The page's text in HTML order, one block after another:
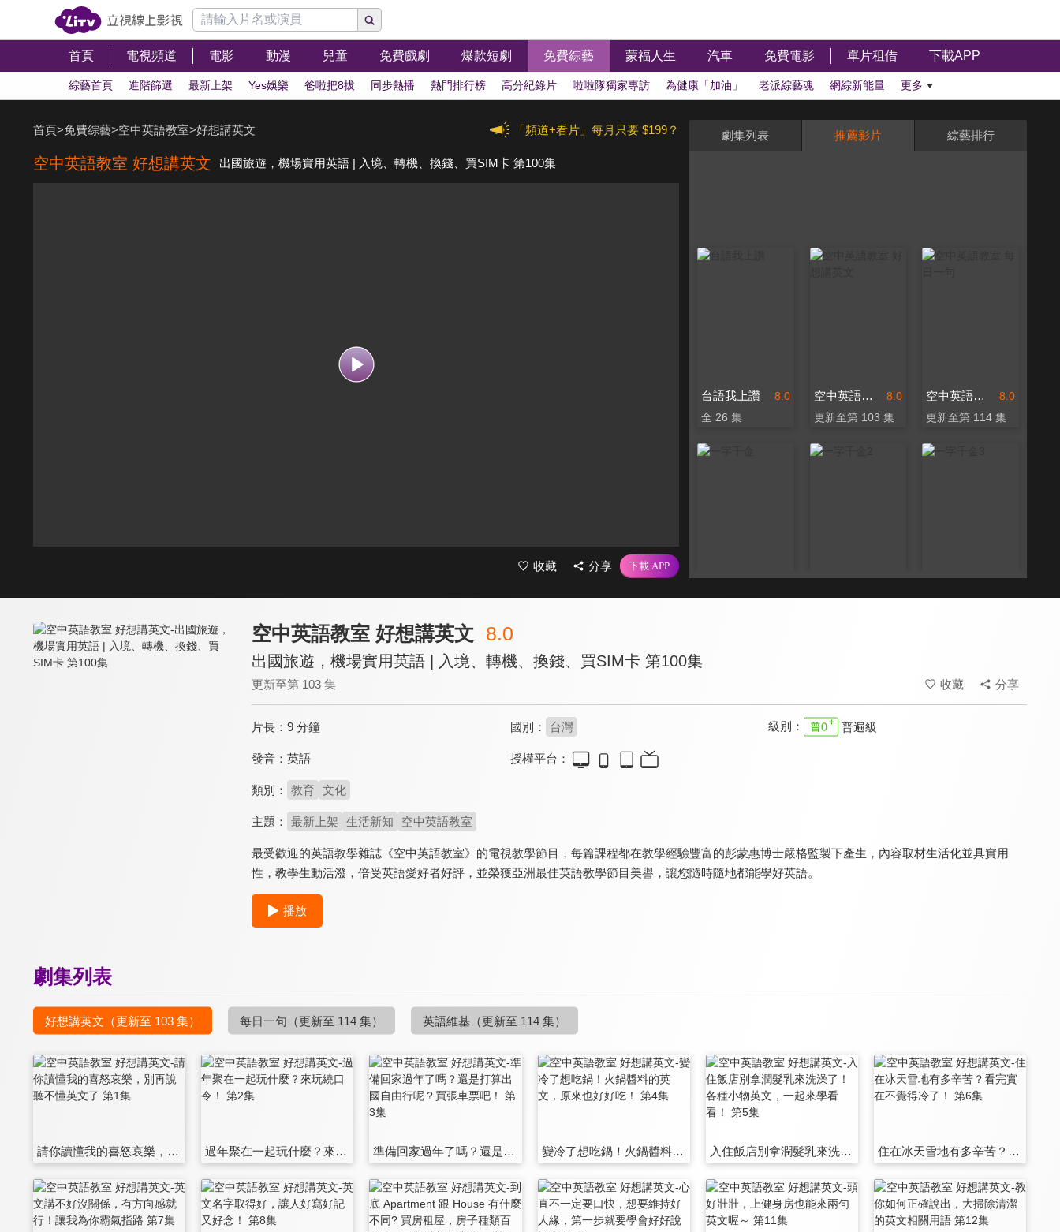
首頁 電視頻道 電影 動漫 兒童 免費戲劇 爆款短劇 免費綜藝 蒙福人生 汽車 免費電影 單片租借 下載APP
綜藝首頁 進階篩選 最新上架 Yes娛樂 爸啦把8拔 同步熱播 熱門排行榜 高分紀錄片 啦啦隊獨家專訪 為健康「加油」 老派綜藝魂 網綜新能量 更多
「頻道+看片」每月只要 $199？
首頁>免費綜藝>空中英語教室>好想講英文
空中英語教室 好想講英文 出國旅遊，機場實用英語 | 入境、轉機、換錢、買SIM卡 第100集
收藏 分享
劇集列表 推薦影片 綜藝排行
8.0
台語我上讚
全 26 集
8.0
空中英語教室 好想講英文
更新至第 103 集
8.0
空中英語教室 每日一句
更新至第 114 集
空中英語教室 好想講英文 8.0
出國旅遊，機場實用英語 | 入境、轉機、換錢、買SIM卡 第100集
更新至第 103 集 收藏 分享
片長： 9 分鐘 國別： 台灣 級別： 普遍級
發音： 英語 授權平台：
類別： 教育 文化
主題： 最新上架 生活新知 空中英語教室
最受歡迎的英語教學雜誌《空中英語教室》的電視教學節目，每篇課程都在教學經驗豐富的彭蒙惠博士嚴格監製下產生，內容取材生活化並具實用
性，教學生動活潑，倍受英語愛好者好評，並榮獲亞洲最佳英語教學節目美譽，讓您隨時隨地都能學好英語。
播放
劇集列表
好想講英文 （更新至 103 集） 每日一句 （更新至 114 集） 英語維基 （更新至 114 集）
請你讀懂我的喜怒哀樂，別再說聽不懂英文了 第1集 過年聚在一起玩什麼？來玩繞口令！ 第2集 準備回家過年了嗎？還是打算出國自由行呢？買張車票吧！ 第3集 變冷了想吃鍋！火鍋醬料的英文，原來也好好吃！ 第4集 入住飯店別拿潤髮乳來洗澡了！各種小物英文，一起來學看看！ 第5集 住在冰天雪地有多辛苦？看完實在不覺得冷了！ 第6集